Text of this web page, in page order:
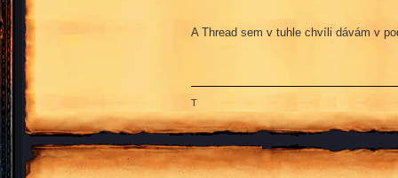
A Thread sem v tuhle chvíli dávám v
T